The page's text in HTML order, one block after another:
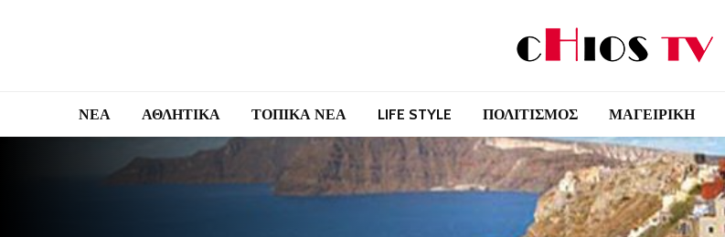
ΝΕΑ ΑΘΛΗΤΙΚΑ ΤΟΠΙΚΑ ΝΕΑ LIFE STYLE ΠΟΛΙΤΙΣΜΟΣ ΜΑΓΕΙΡΙΚΗ